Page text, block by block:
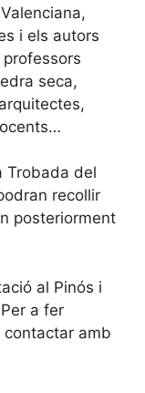
i els autors
seca,
Trobada del
recollir
posteriorment
al Pinós i
a fer
contactar amb